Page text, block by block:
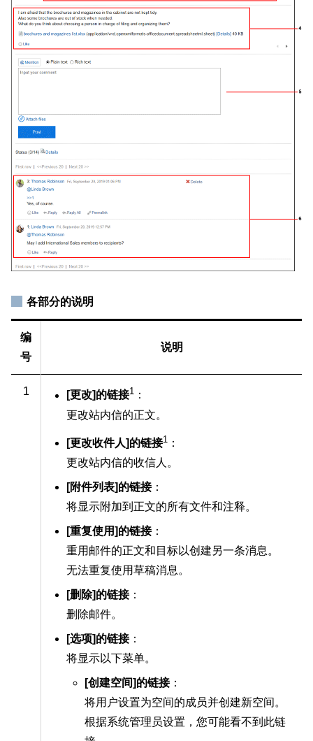
各部分的说明
编
号
说明
1 [更改]的链接1 ：
更改站内信的正文。
[更改收件人]的链接1 ：
更改站内信的收信人。
[附件列表]的链接：
将显示附加到正文的所有文件和注释。
[重复使用]的链接：
重用邮件的正文和目标以创建另一条消息。
无法重复使用草稿消息。
[删除]的链接：
删除邮件。
[选项]的链接：
将显示以下菜单。
[创建空间]的链接：
将用户设置为空间的成员并创建新空间。
根据系统管理员设置，您可能看不到此链